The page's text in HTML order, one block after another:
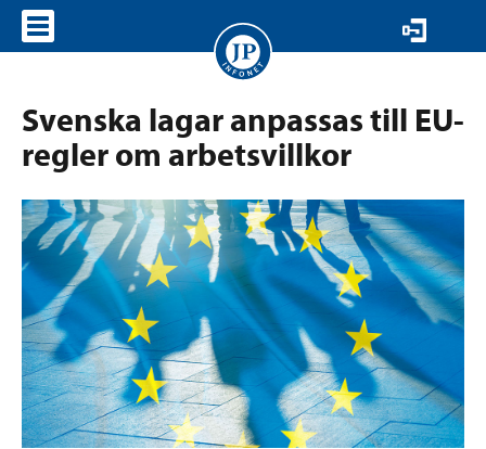
Svenska lagar anpassas till EU-
regler om arbetsvillkor